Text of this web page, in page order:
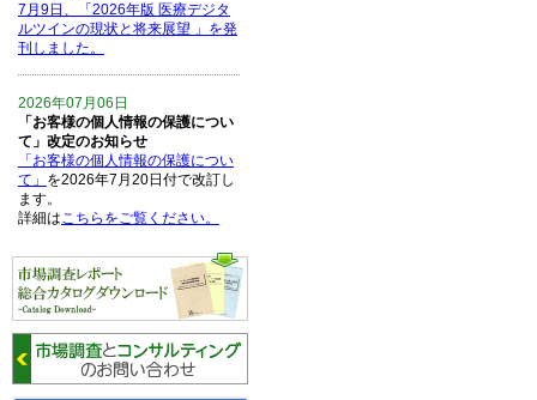
7月9日、「2026年版 医療デジタ
ルツインの現状と将来展望 」を発
刊しました。
2026年07月06日
「お客様の個人情報の保護につい
て」改定のお知らせ
「お客様の個人情報の保護につい
て」 を2026年7月20日付で改訂し
ます。
詳細はこちらをご覧ください。
2026年06月15日
6月15日、「中国の医療保険医薬
品リスト 」を発刊しました。
2026年06月01日
6月1日、「2026-27年版 5G SA、